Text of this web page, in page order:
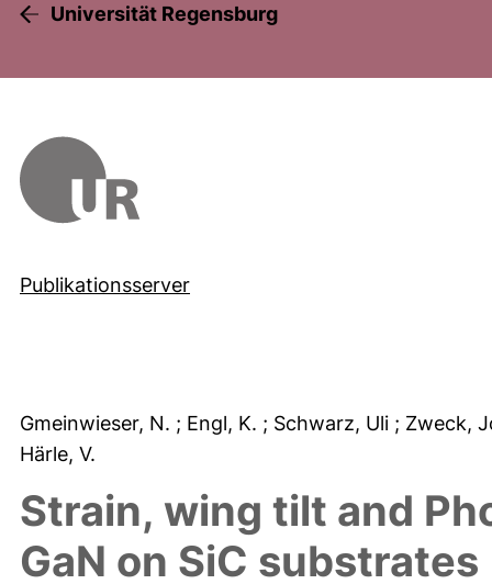
Universität Regensburg
Publikationsserver
Gmeinwieser, N. ; Engl, K. ; Schwarz, Uli ; Zweck,
Härle, V.
Strain, wing tilt and
GaN on SiC substrates